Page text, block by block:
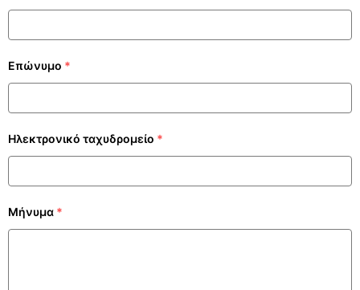
Επώνυμο *
Ηλεκτρονικό ταχυδρομείο *
Μήνυμα *